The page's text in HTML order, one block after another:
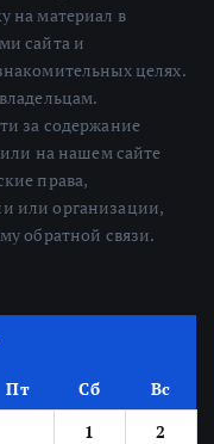
на материал в
сайта и
целях.
за содержание
на нашем сайте
права,
или организации,
обратной связи.
Пт Сб
Вс
1
2